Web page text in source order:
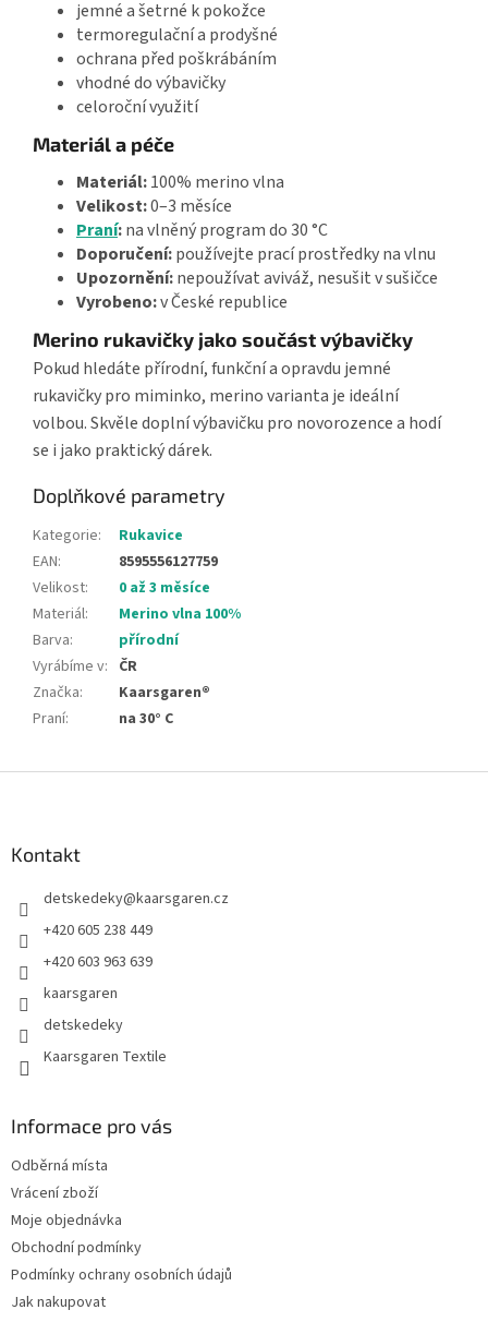
jemné a šetrné k pokožce
termoregulační a prodyšné
ochrana před poškrábáním
vhodné do výbavičky
celoroční využití
Materiál a péče
Materiál:100% merino vlna
Velikost:0–3 měsíce
Praní:na vlněný program do 30 °C
Doporučení:používejte prací prostředky na vlnu
Upozornění:nepoužívat aviváž, nesušit v sušičce
Vyrobeno:v České republice
Merino rukavičky jako součást výbavičky
Pokud hledáte přírodní, funkční a opravdu jemné
rukavičky pro miminko, merino varianta je ideální
volbou. Skvěle doplní výbavičku pro novorozence a hodí
se i jako praktický dárek.
Doplňkové parametry
Kategorie:
Rukavice
EAN:
8595556127759
Velikost:
0 až 3 měsíce
Materiál:
Merino vlna 100%
Barva:
přírodní
Vyrábíme v: ČR
Značka:
Kaarsgaren®
Praní: na 30° C
Kontakt
detskedeky@kaarsgaren.cz
+420 605 238 449
+420 603 963 639
kaarsgaren
detskedeky
Kaarsgaren Textile
Informace pro vás
Odběrná místa
Vrácení zboží
Moje objednávka
Obchodní podmínky
Podmínky ochrany osobních údajů
Jak nakupovat